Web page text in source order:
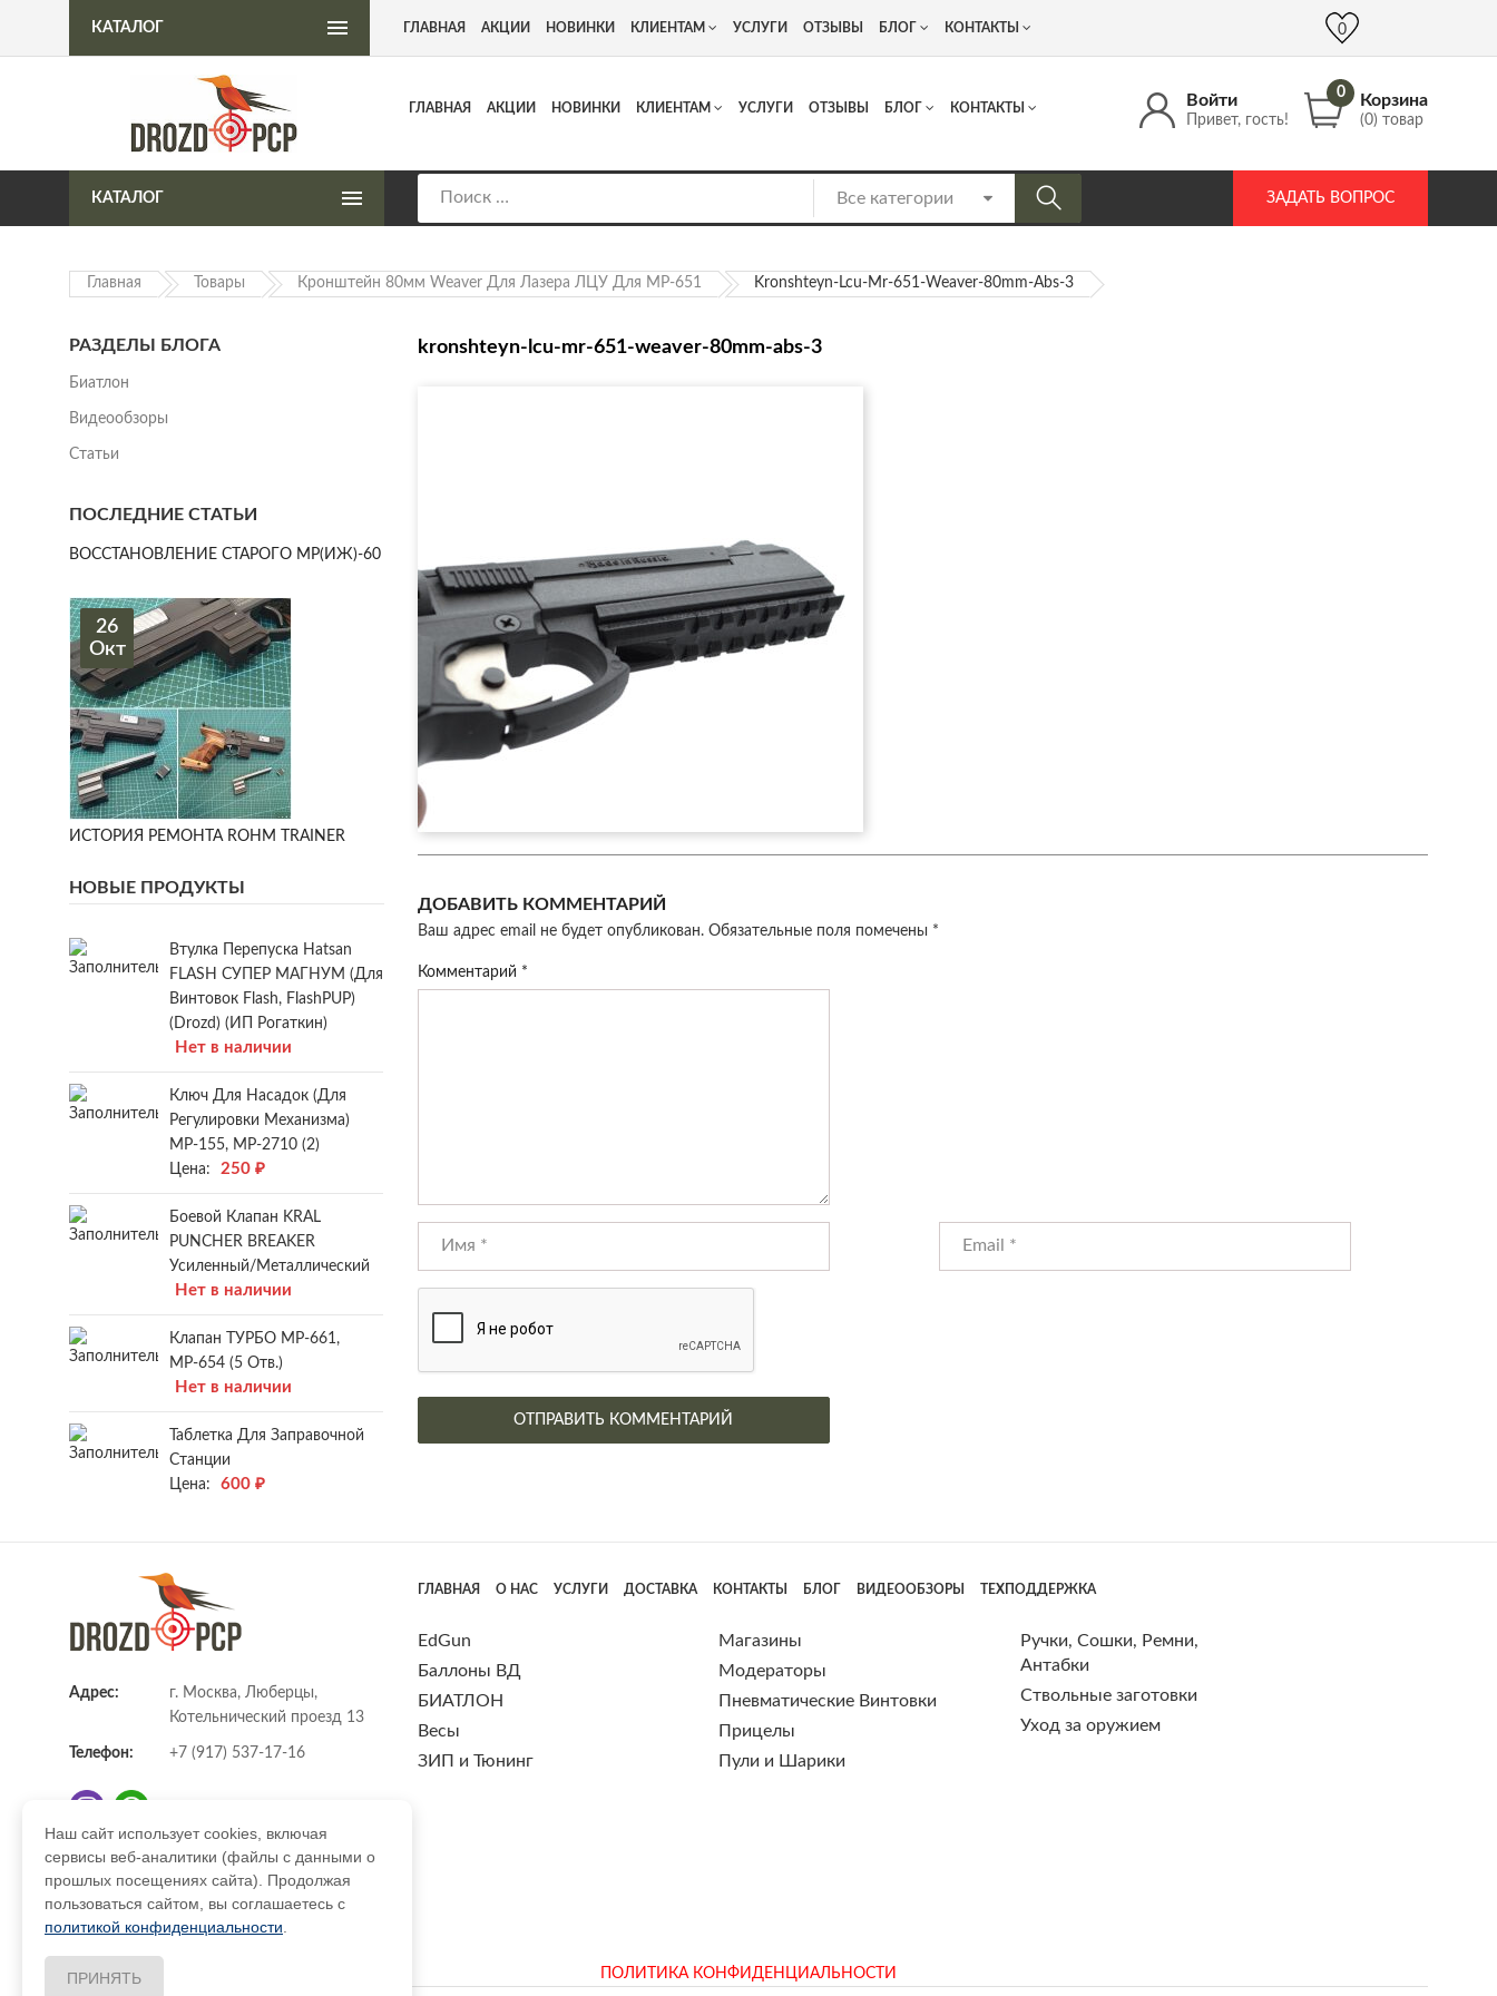
Интернет-магазин пневматического оружия Адрес: г. Москва, Люберцы, Котельнический проезд 13 +7 (917) 537 17 16 info@DrozdPcp.ru
Войти
Привет, гость!
0 Корзина
(0) товар
ГЛАВНАЯ АКЦИИ НОВИНКИ КЛИЕНТАМ УСЛУГИ ОТЗЫВЫ БЛОГ КОНТАКТЫ
КАТАЛОГ ЗАДАТЬ ВОПРОС
КАТАЛОГ ГЛАВНАЯ АКЦИИ НОВИНКИ КЛИЕНТАМ УСЛУГИ ОТЗЫВЫ БЛОГ КОНТАКТЫ 0
Главная Товары Кронштейн 80мм Weaver Для Лазера ЛЦУ Для МР-651 Kronshteyn-Lcu-Mr-651-Weaver-80mm-Abs-3
kronshteyn-lcu-mr-651-weaver-80mm-abs-3
ДОБАВИТЬ КОММЕНТАРИЙ
Ваш адрес email не будет опубликован. Обязательные поля помечены *
Комментарий *
РАЗДЕЛЫ БЛОГА
Биатлон
Видеообзоры
Статьи
ПОСЛЕДНИЕ СТАТЬИ
ВОССТАНОВЛЕНИЕ СТАРОГО МР(ИЖ)-60
26
Окт
ИСТОРИЯ РЕМОНТА ROHM TRAINER
НОВЫЕ ПРОДУКТЫ
Втулка Перепуска Hatsan
FLASH СУПЕР МАГНУМ (для
Винтовок Flash, FlashPUP)
(Drozd) (ИП Рогаткин)
Нет в наличии
Ключ Для Насадок (для
Регулировки Механизма)
МР-155, МР-2710 (2)
Цена:
250 ₽
Боевой Клапан KRAL
PUNCHER BREAKER
Усиленный/металлический
Нет в наличии
Клапан ТУРБО МР-661,
МР-654 (5 Отв.)
Нет в наличии
Таблетка Для Заправочной
Станции
Цена:
600 ₽
Адрес:
г. Москва, Люберцы,
Котельнический проезд 13
Телефон: +7 (917) 537-17-16
E-mail: info@DrozdPcp.ru
ГЛАВНАЯ О НАС УСЛУГИ ДОСТАВКА КОНТАКТЫ БЛОГ ВИДЕООБЗОРЫ ТЕХПОДДЕРЖКА
EdGun
Баллоны ВД
БИАТЛОН
Весы
ЗИП и Тюнинг
Магазины
Модераторы
Пневматические Винтовки
Прицелы
Пули и Шарики
Ручки, Сошки, Ремни,
Антабки
Ствольные заготовки
Уход за оружием
ПОЛИТИКА КОНФИДЕНЦИАЛЬНОСТИ
Наш сайт использует cookies, включая
сервисы веб-аналитики (файлы с данными о
прошлых посещениях сайта). Продолжая
пользоваться сайтом, вы соглашаетесь с
политикой конфиденциальности
ПРИНЯТЬ